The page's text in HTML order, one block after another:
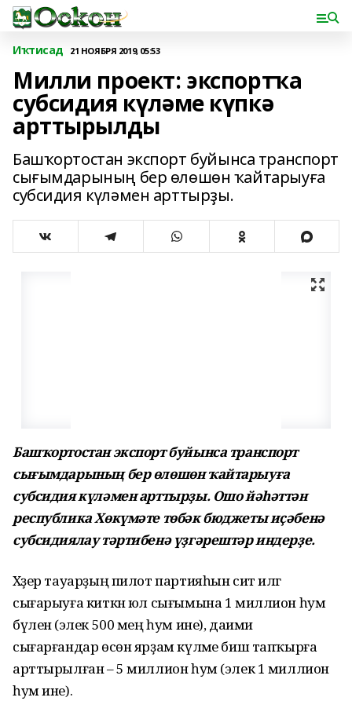
Иҡтисад 21 НОЯБРЯ 2019, 05:53
Милли проект: экспортҡа
субсидия күләме күпкә
арттырылды
Башҡортостан экспорт буйынса транспорт
сығымдарының бер өлөшөн ҡайтарыуға
субсидия күләмен арттырҙы.
Башҡортостан экспорт буйынса транспорт
сығымдарының бер өлөшөн ҡайтарыуға
субсидия күләмен арттырҙы. Ошо йәһәттән
республика Хөкүмәте төбәк бюджеты иҫәбенә
субсидиялау тәртибенә үҙгәрештәр индерҙе.
Хәҙер тауарҙың пилот партияһын сит илгә
сығарыуға киткән юл сығымына 1 миллион һум
бүленә (элек 500 мең һум ине), даими
сығарғандар өсөн ярҙам күләме биш тапҡырға
арттырылған – 5 миллион һум (элек 1 миллион
һум ине).